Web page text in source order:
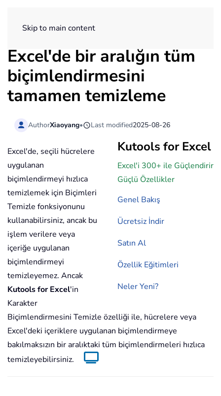
Skip to main content
Excel'de bir aralığın tüm
biçimlendirmesini
tamamen temizleme
AuthorXiaoyang• Last modified2025-08-26
Kutools for Excel
Excel'i 300+ ile Güçlendirir
Güçlü Özellikler
Genel Bakış
Ücretsiz İndir
Satın Al
Özellik Eğitimleri
Neler Yeni?
Excel'de, seçili hücrelere
uygulanan
biçimlendirmeyi hızlıca
temizlemek için Biçimleri
Temizle fonksiyonunu
kullanabilirsiniz, ancak bu
işlem verilere veya
içeriğe uygulanan
biçimlendirmeyi
temizleyemez. Ancak
Kutools for Excel'in
Karakter
Biçimlendirmesini Temizle özelliği ile, hücrelere veya
Excel'deki içeriklere uygulanan biçimlendirmeye
bakılmaksızın bir aralıktaki tüm biçimlendirmeleri hızlıca
temizleyebilirsiniz.